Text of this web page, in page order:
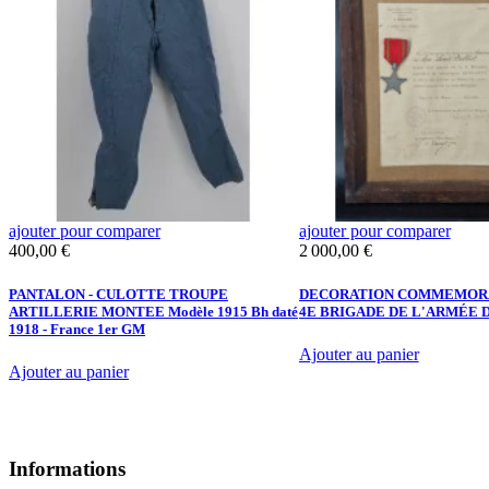
ajouter pour comparer
Prix
400,00 €
PANTALON - CULOTTE TROUPE
ARTILLERIE MONTEE Modèle 1915 Bh daté
1918 - France 1er GM
Ajouter au panier
ajouter pour comparer
Prix
2 000,00 €
DECORATION
4E BRIGADE DE L'ARMÉE
Ajouter au panier
Informations